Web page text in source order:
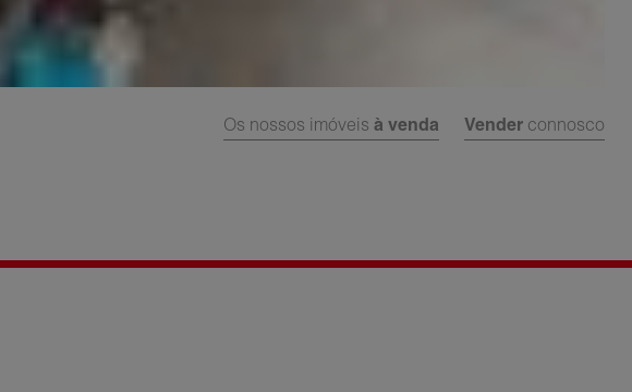
Os nossos imóveis à venda Vender connosco